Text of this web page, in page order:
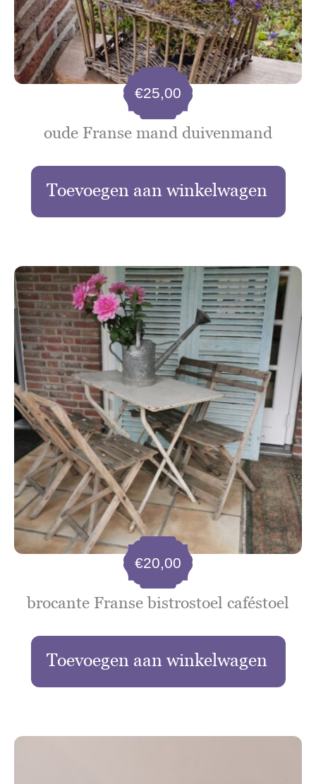
oude Franse mand duivenmand
€25,00
Toevoegen aan winkelwagen
brocante Franse bistrostoel caféstoel
€20,00
Toevoegen aan winkelwagen